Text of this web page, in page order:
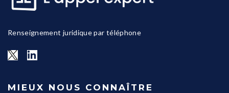
Renseignement juridique par téléphone
MIEUX NOUS CONNAÎTRE